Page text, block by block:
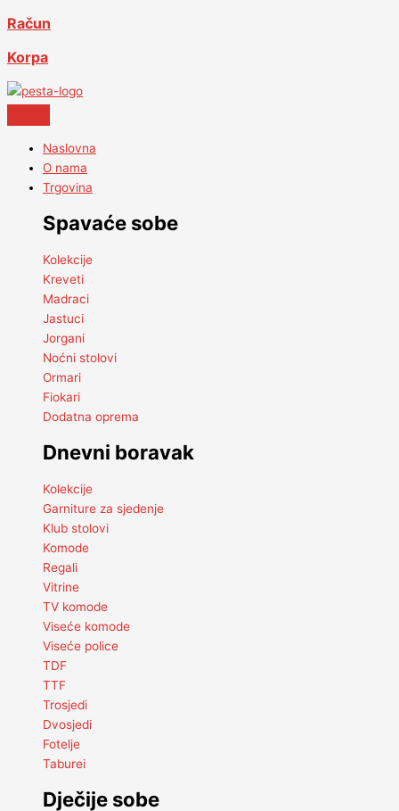
Račun
Korpa
Naslovna
O nama
Trgovina
Spavaće sobe
Kolekcije
Kreveti
Madraci
Jastuci
Jorgani
Noćni stolovi
Ormari
Fiokari
Dodatna oprema
Dnevni boravak
Kolekcije
Garniture za sjedenje
Klub stolovi
Komode
Regali
Vitrine
TV komode
Viseće komode
Viseće police
TDF
TTF
Trosjedi
Dvosjedi
Fotelje
Taburei
Dječije sobe